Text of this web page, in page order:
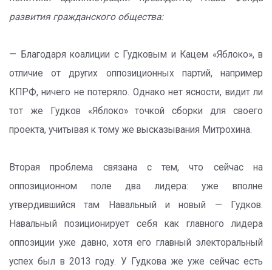
развития гражданского общества:
— Благодаря коалиции с Гудковым и Кацем «Яблоко», в
отличие от других оппозиционных партий, например
КПРФ, ничего не потеряло. Однако нет ясности, видит ли
тот же Гудков «Яблоко» точкой сборки для своего
проекта, учитывая к тому же высказывания Митрохина.
Вторая проблема связана с тем, что сейчас на
оппозиционном поле два лидера: уже вполне
утвердившийся там Навальный и новый — Гудков.
Навальный позиционирует себя как главного лидера
оппозиции уже давно, хотя его главный электоральный
успех был в 2013 году. У Гудкова же уже сейчас есть